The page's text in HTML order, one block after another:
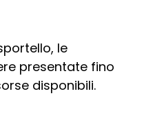
le
presentate fino
disponibili.